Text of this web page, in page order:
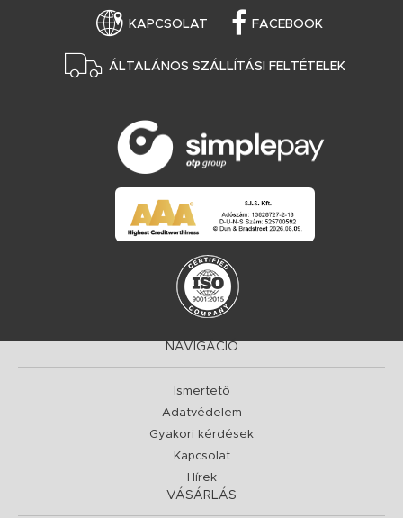
KAPCSOLAT FACEBOOK
ÁLTALÁNOS SZÁLLÍTÁSI FELTÉTELEK
NAVIGÁCIÓ
Ismertető
Adatvédelem
Gyakori kérdések
Kapcsolat
Hírek
VÁSÁRLÁS